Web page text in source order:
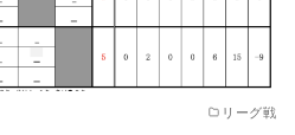
リーグ戦